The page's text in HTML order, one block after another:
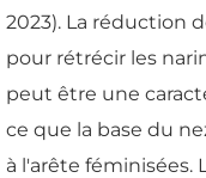
2023). La réduction
pour rétrécir les
peut être une
ce que la base du
à l'arête féminisées.